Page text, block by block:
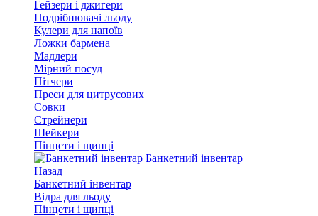
Гейзери і джигери
Подрібнювачі льоду
Кулери для напоїв
Ложки бармена
Мадлери
Мірний посуд
Пітчери
Преси для цитрусових
Совки
Стрейнери
Шейкери
Пінцети і щипці
Банкетний інвентар
Назад
Банкетний інвентар
Відра для льоду
Пінцети і щипці